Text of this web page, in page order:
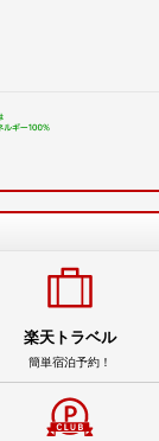
楽天トラベル
簡単宿泊予約！